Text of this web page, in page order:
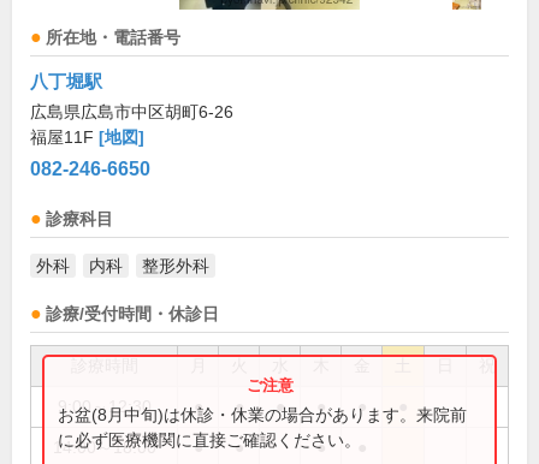
所在地・電話番号
八丁堀駅
広島県広島市中区胡町6-26
福屋11F [地図]
082-246-6650
診療科目
外科 内科 整形外科
診療/受付時間・休診日
祝
9:00～12:30 ● ● ● ● ●
14:00～18:00 ● ● ●
お盆(8月中旬)は休診・休業の場合があります。来院前
に必ず医療機関に直接ご確認ください。